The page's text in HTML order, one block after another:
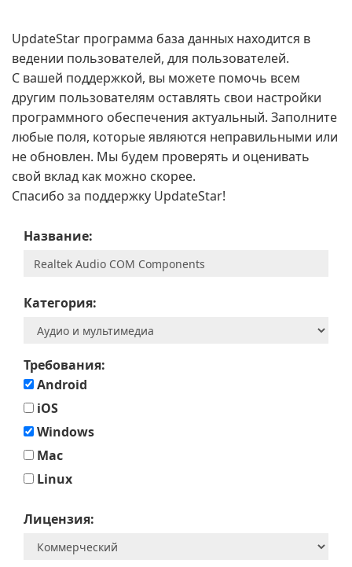
UpdateStar программа база данных находится в
ведении пользователей, для пользователей.
С вашей поддержкой, вы можете помочь всем
другим пользователям оставлять свои настройки
программного обеспечения актуальный. Заполните
любые поля, которые являются неправильными или
не обновлен. Мы будем проверять и оценивать
свой вклад как можно скорее.
Спасибо за поддержку UpdateStar!
Название:
Категория:
Требования:
Android
iOS
Windows
Mac
Linux
Лицензия: